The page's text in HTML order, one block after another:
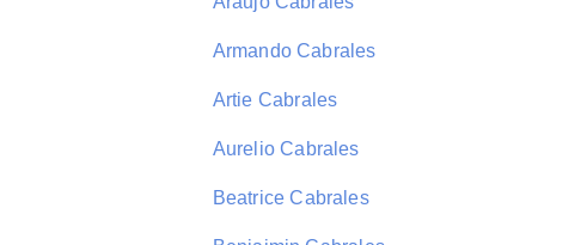
Armando Cabrales
Artie Cabrales
Aurelio Cabrales
Beatrice Cabrales